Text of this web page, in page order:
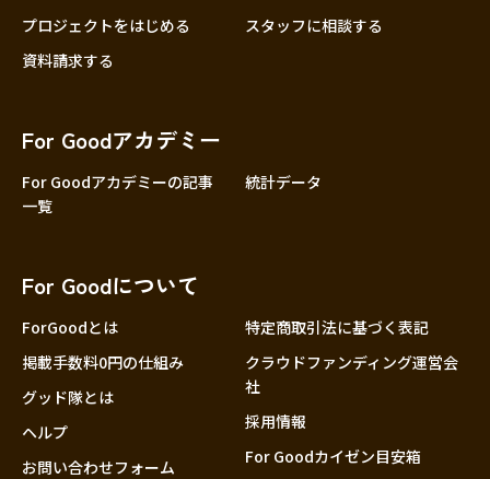
大分
プロジェクトをはじめる
スタッフに相談する
資料請求する
For Goodアカデミー
For Goodアカデミーの記事
一覧
統計データ
For Goodについて
ForGoodとは
掲載手数料0円の仕組み
グッド隊とは
ヘルプ
お問い合わせフォーム
特定商取引法に基づく表記
クラウドファンディング運営会
社
採用情報
For Goodカイゼン目安箱